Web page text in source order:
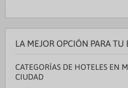
LA MEJOR OPCIÓN PARA TU
CATEGORÍAS DE HOTELES EN
CIUDAD